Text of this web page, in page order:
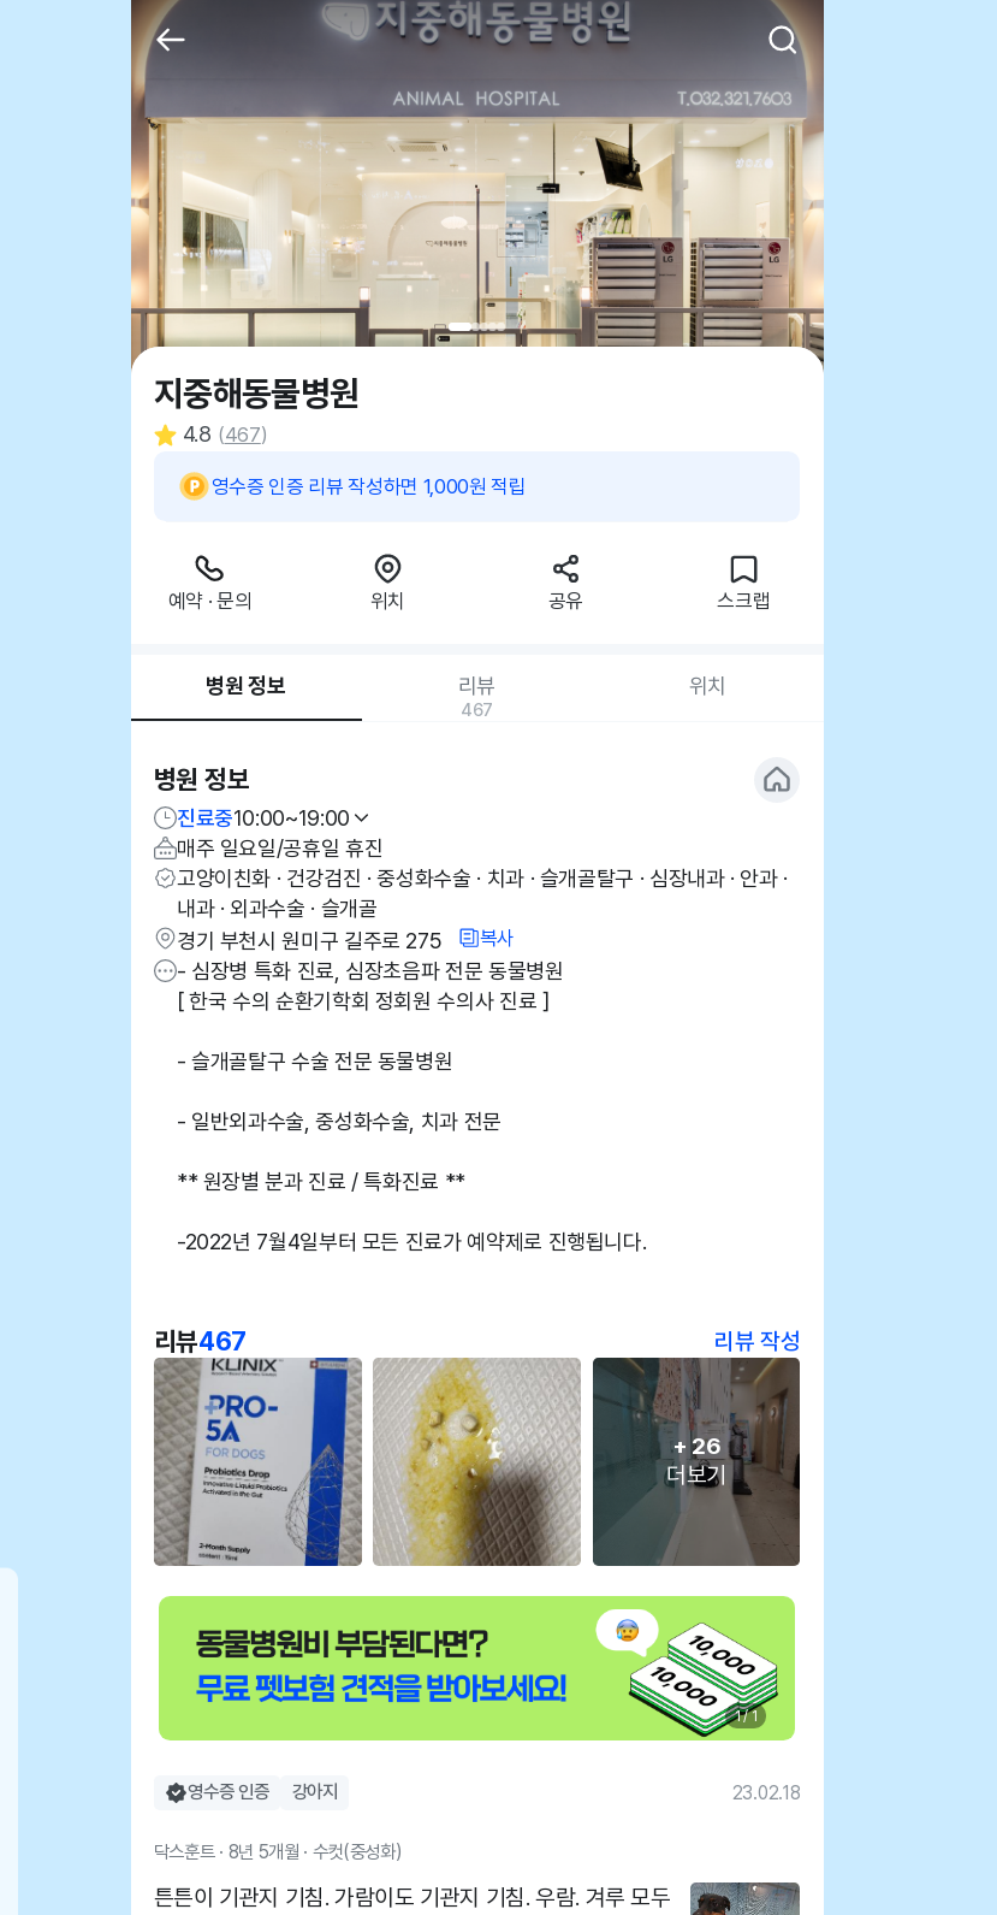
지중해동물병원
4.8 (467)
영수증 인증 리뷰 작성하면 1,000원 적립
예약 · 문의 위치 공유 스크랩
병원 정보 리뷰
467
위치
병원 정보
진료중10:00~19:00
매주 일요일/공휴일 휴진
고양이친화 · 건강검진 · 중성화수술 · 치과 · 슬개골탈구 · 심장내과 · 안과 ·
내과 · 외과수술 · 슬개골
경기 부천시 원미구 길주로 275
복사
- 심장병 특화 진료, 심장초음파 전문 동물병원
[ 한국 수의 순환기학회 정회원 수의사 진료 ]
- 슬개골탈구 수술 전문 동물병원
- 일반외과수술, 중성화수술, 치과 전문
** 원장별 분과 진료 / 특화진료 **
-2022년 7월4일부터 모든 진료가 예약제로 진행됩니다.
리뷰467 리뷰 작성
+ 26
더보기
1 / 1
영수증 인증 강아지 23.02.18
닥스훈트 · 8년 5개월 · 수컷(중성화)
튼튼이 기관지 기침. 가람이도 기관지 기침. 우람. 겨루 모두